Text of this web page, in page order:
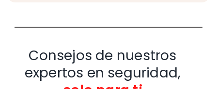
Consejos de nuestros
expertos en seguridad,